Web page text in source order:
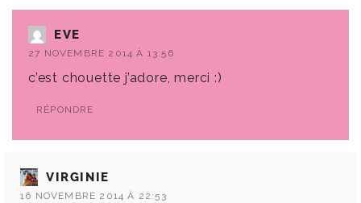
EVE
27 NOVEMBRE 2014 À 13:56
c’est chouette j’adore, merci :)
RÉPONDRE
VIRGINIE
16 NOVEMBRE 2014 À 22:53